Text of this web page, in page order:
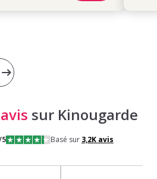
sur Kinougarde
Basé sur 3,2Kavis